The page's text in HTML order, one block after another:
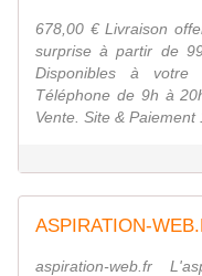
678,00 € Livraison
surprise à partir de
Disponibles à votre
Téléphone de 9h à
Vente. Site & Paiement
ASPIRATION-
aspiration-web.fr